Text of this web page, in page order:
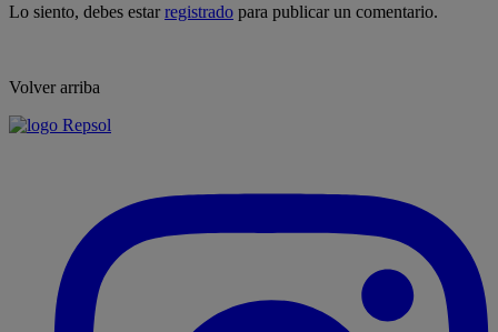
Lo siento, debes estarregistrado para publicar un comentario.
Volver arriba